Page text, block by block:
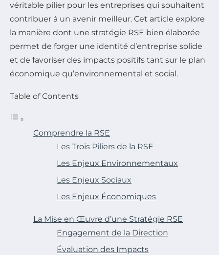
véritable pilier pour les entreprises qui souhaitent
contribuer à un avenir meilleur. Cet article explore
la manière dont une stratégie RSE bien élaborée
permet de forger une identité d’entreprise solide
et de favoriser des impacts positifs tant sur le plan
économique qu’environnemental et social.
Table of Contents
Comprendre la RSE
Les Trois Piliers de la RSE
Les Enjeux Environnementaux
Les Enjeux Sociaux
Les Enjeux Économiques
La Mise en Œuvre d’une Stratégie RSE
Engagement de la Direction
Évaluation des Impacts